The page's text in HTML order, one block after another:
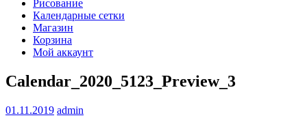
Рисование
Календарные сетки
Магазин
Корзина
Мой аккаунт
Calendar_2020_5123_Preview_3
01.11.2019 admin